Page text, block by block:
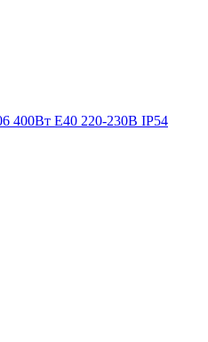
400Вт E40 220-230В IP54